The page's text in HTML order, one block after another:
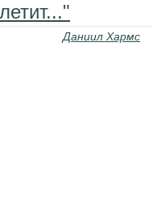
Даниил Хармс